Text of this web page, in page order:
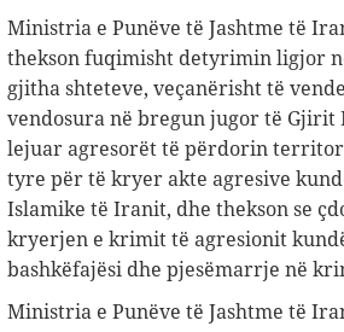
Ministria e Punëve të Jashtme të
thekson fuqimisht detyrimin ligjor
gjitha shteteve, veçanërisht të
vendosura në bregun jugor të Gjirit
lejuar agresorët të përdorin
tyre për të kryer akte agresive
Islamike të Iranit, dhe thekson se
kryerjen e krimit të agresionit
bashkëfajësi dhe pjesëmarrje në
Ministria e Punëve të Jashtme të